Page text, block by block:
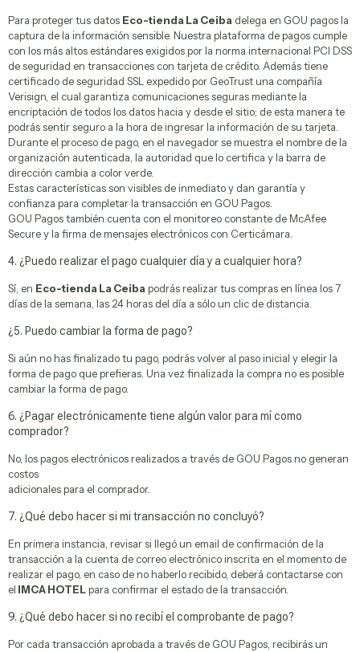
Para proteger tus datos Eco-tienda La Ceiba delega en GOU pagos la
captura de la información sensible. Nuestra plataforma de pagos cumple
con los más altos estándares exigidos por la norma internacional PCI DSS
de seguridad en transacciones con tarjeta de crédito. Además tiene
certificado de seguridad SSL expedido por GeoTrust una compañía
Verisign, el cual garantiza comunicaciones seguras mediante la
encriptación de todos los datos hacia y desde el sitio; de esta manera te
podrás sentir seguro a la hora de ingresar la información de su tarjeta.
Durante el proceso de pago, en el navegador se muestra el nombre de la
organización autenticada, la autoridad que lo certifica y la barra de
dirección cambia a color verde.
Estas características son visibles de inmediato y dan garantía y
confianza para completar la transacción en GOU Pagos.
GOU Pagos también cuenta con el monitoreo constante de McAfee
Secure y la firma de mensajes electrónicos con Certicámara.
4. ¿Puedo realizar el pago cualquier día y a cualquier hora?
Sí, en Eco-tienda La Ceiba podrás realizar tus compras en línea los 7
días de la semana, las 24 horas del día a sólo un clic de distancia.
¿5. Puedo cambiar la forma de pago?
Si aún no has finalizado tu pago, podrás volver al paso inicial y elegir la
forma de pago que prefieras. Una vez finalizada la compra no es posible
cambiar la forma de pago.
6. ¿Pagar electrónicamente tiene algún valor para mí como
comprador?
No, los pagos electrónicos realizados a través de GOU Pagos no generan
costos
adicionales para el comprador.
7. ¿Qué debo hacer si mi transacción no concluyó?
En primera instancia, revisar si llegó un email de confirmación de la
transacción a la cuenta de correo electrónico inscrita en el momento de
realizar el pago, en caso de no haberlo recibido, deberá contactarse con
el IMCA HOTELpara confirmar el estado de la transacción.
9. ¿Qué debo hacer si no recibí el comprobante de pago?
Por cada transacción aprobada a través de GOU Pagos, recibirás un
Productos
Agroecológicos
Productos
medicinales